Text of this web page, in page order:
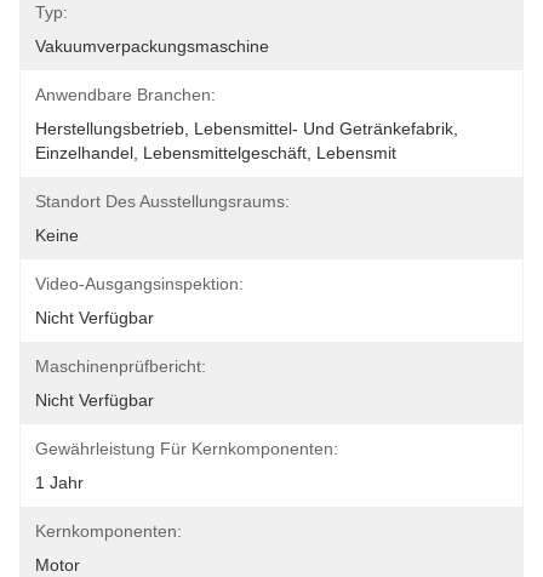
Typ:
Vakuumverpackungsmaschine
Anwendbare Branchen:
Herstellungsbetrieb, Lebensmittel- Und Getränkefabrik,
Einzelhandel, Lebensmittelgeschäft, Lebensmit
Standort Des Ausstellungsraums:
Keine
Video-Ausgangsinspektion:
Nicht Verfügbar
Maschinenprüfbericht:
Nicht Verfügbar
Gewährleistung Für Kernkomponenten:
1 Jahr
Kernkomponenten:
Motor